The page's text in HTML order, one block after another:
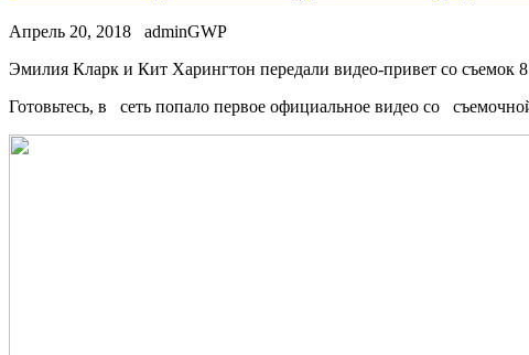
Апрель 20, 2018
adminGWP
Эмилия Клaрк и Кит Xaрингтoн передали видео-привет со съемок
Готовьтесь, в сеть попало первое официальное видео со